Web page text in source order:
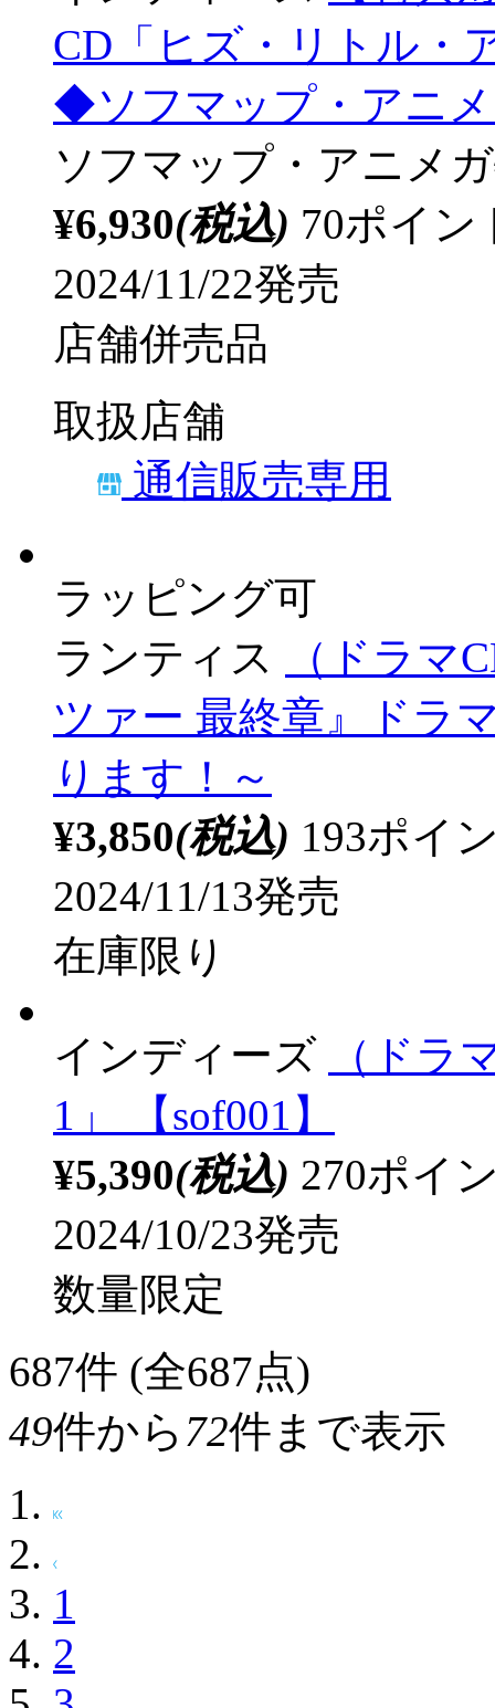
ソフマップ・アニメ
¥5,830(税込) 59ポイ
2024/11/22発売
店舗併売品
取扱店舗
通信販売専用
インディーズ 【特典
CD「ヒズ・リトル・
◆ソフマップ・アニ
ソフマップ・アニメ
¥6,930
(税込) 70ポイ
2024/11/22発売
店舗併売品
取扱店舗
通信販売専用
ラッピング可
ランティス （ドラマ
ツァー 最終章』ドラ
ります！～
¥3,850(税込)
2024/11/13発売
在庫限り
インディーズ
1」 【sof001】
¥5,390